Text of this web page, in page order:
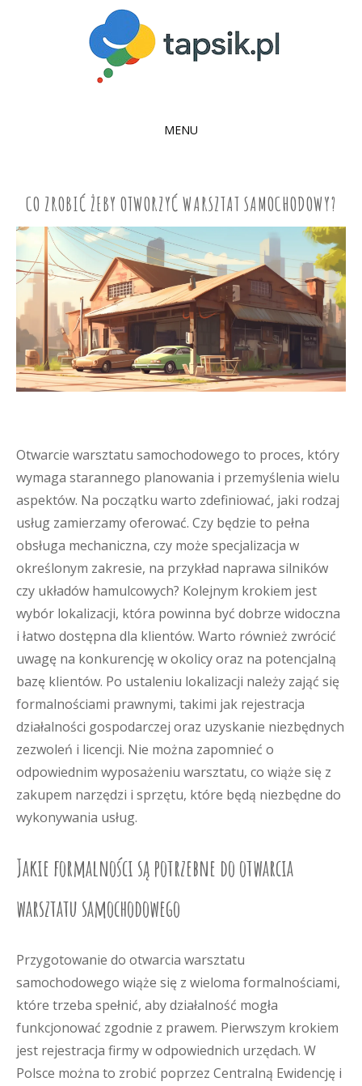
MENU
CONTENT
CO ZROBIĆ ŻEBY OTWORZYĆ WARSZTAT SAMOCHODOWY?
Otwarcie warsztatu samochodowego to proces, który
wymaga starannego planowania i przemyślenia wielu
aspektów. Na początku warto zdefiniować, jaki rodzaj
usług zamierzamy oferować. Czy będzie to pełna
obsługa mechaniczna, czy może specjalizacja w
określonym zakresie, na przykład naprawa silników
czy układów hamulcowych? Kolejnym krokiem jest
wybór lokalizacji, która powinna być dobrze widoczna
i łatwo dostępna dla klientów. Warto również zwrócić
uwagę na konkurencję w okolicy oraz na potencjalną
bazę klientów. Po ustaleniu lokalizacji należy zająć się
formalnościami prawnymi, takimi jak rejestracja
działalności gospodarczej oraz uzyskanie niezbędnych
zezwoleń i licencji. Nie można zapomnieć o
odpowiednim wyposażeniu warsztatu, co wiąże się z
zakupem narzędzi i sprzętu, które będą niezbędne do
wykonywania usług.
Jakie formalności są potrzebne do otwarcia
warsztatu samochodowego
Przygotowanie do otwarcia warsztatu
samochodowego wiąże się z wieloma formalnościami,
które trzeba spełnić, aby działalność mogła
funkcjonować zgodnie z prawem. Pierwszym krokiem
jest rejestracja firmy w odpowiednich urzędach. W
Polsce można to zrobić poprzez Centralną Ewidencję i